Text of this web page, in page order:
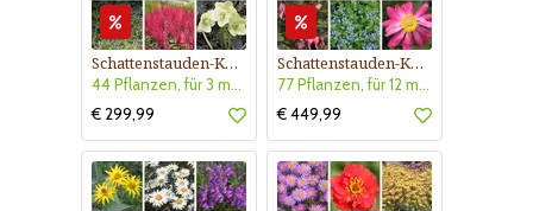
Schattenstauden-Kollektion Nr. 620
44 Pflanzen, für 3 m² Blumenbeet, halbschattig - schattig
€ 299,99
Schattenstauden-Kollektion Nr. 630
77 Pflanzen, für 12 m² Blumenbeet, halbschattig - schattig
€ 449,99